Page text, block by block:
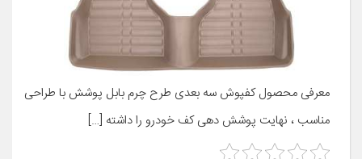
معرفی محصول کفپوش سه بعدی طرح چرم بابل پوشش با طراحی
مناسب ، نهایت پوشش دهی کف خودرو را داشته […]